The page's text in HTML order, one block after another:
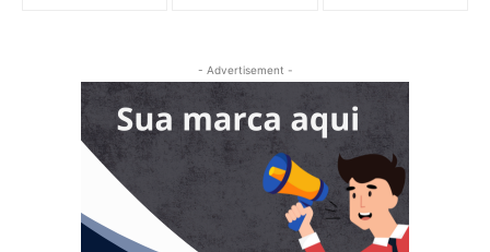
- Advertisement -